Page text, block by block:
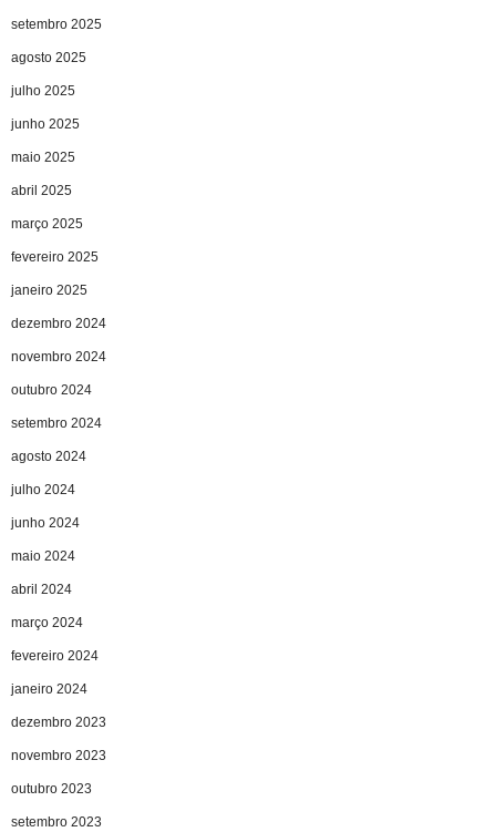
setembro 2025
agosto 2025
julho 2025
junho 2025
maio 2025
abril 2025
março 2025
fevereiro 2025
janeiro 2025
dezembro 2024
novembro 2024
outubro 2024
setembro 2024
agosto 2024
julho 2024
junho 2024
maio 2024
abril 2024
março 2024
fevereiro 2024
janeiro 2024
dezembro 2023
novembro 2023
outubro 2023
setembro 2023